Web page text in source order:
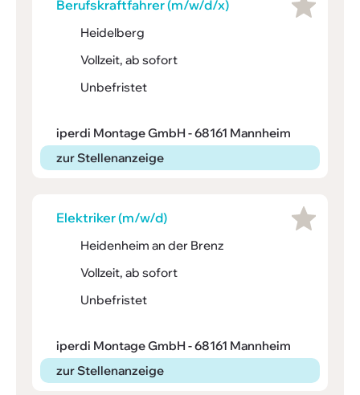
Berufs­kraft­fahrer (m/w/d/x)
Heidelberg
Vollzeit, ab sofort
Unbefristet
iperdi Montage GmbH - 68161 Mannheim
zur Stellenanzeige
Elek­triker (m/w/d)
Heidenheim an der Brenz
Vollzeit, ab sofort
Unbefristet
iperdi Montage GmbH - 68161 Mannheim
zur Stellenanzeige